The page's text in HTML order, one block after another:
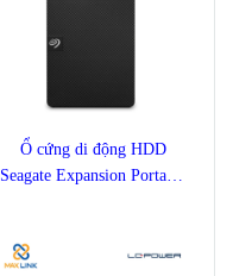
Ổ cứng di động HDD
Seagate Expansion Portable